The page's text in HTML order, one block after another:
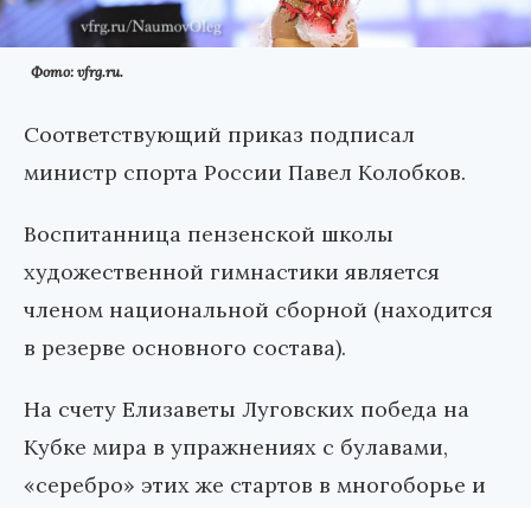
Фото: vfrg.ru.
Соответствующий приказ подписал
министр спорта России Павел Колобков.
Воспитанница пензенской школы
художественной гимнастики является
членом национальной сборной (находится
в резерве основного состава).
На счету Елизаветы Луговских победа на
Кубке мира в упражнениях с булавами,
«серебро» этих же стартов в многоборье и